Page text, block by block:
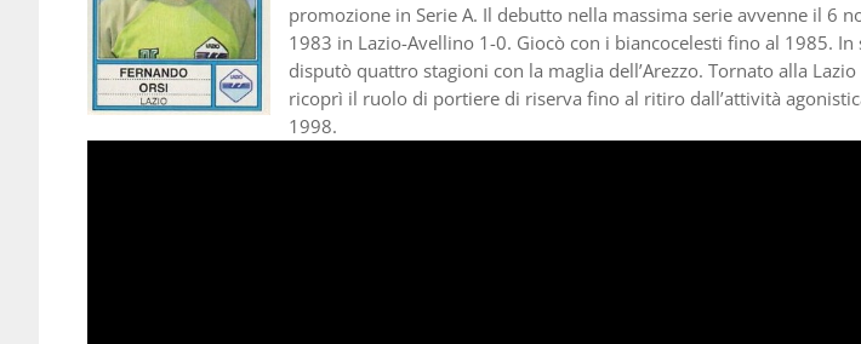
promozione in Serie A. Il debutto nella massima serie avvenne il 6
1983 in Lazio-Avellino 1-0. Giocò con i biancocelesti fino al 1985. In
disputò quattro stagioni con la maglia dell’Arezzo. Tornato alla
ricoprì il ruolo di portiere di riserva fino al ritiro dall’attività
1998.